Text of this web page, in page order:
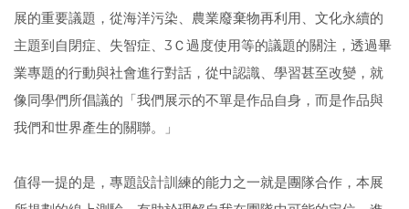
展的重要議題，從海洋污染、農業廢棄物再利用、文化永續的
主題到自閉症、失智症、3Ｃ過度使用等的議題的關注，透過畢
業專題的行動與社會進行對話，從中認識、學習甚至改變，就
像同學們所倡議的「我們展示的不單是作品自身，而是作品與
我們和世界產生的關聯。」
值得一提的是，專題設計訓練的能力之一就是團隊合作，本展